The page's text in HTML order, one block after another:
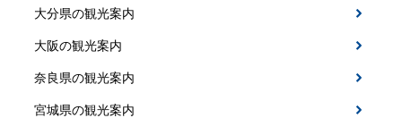
大分県の観光案内
大阪の観光案内
奈良県の観光案内
宮城県の観光案内